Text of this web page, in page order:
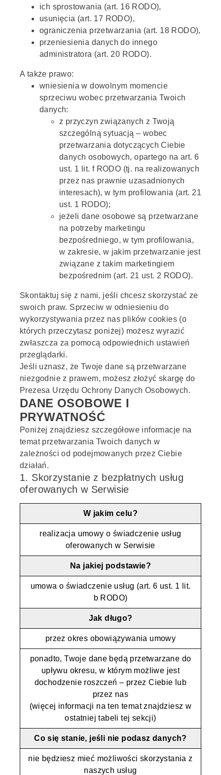
ich sprostowania (art. 16 RODO),
usunięcia (art. 17 RODO),
ograniczenia przetwarzania (art. 18 RODO),
przeniesienia danych do innego
administratora (art. 20 RODO).
A także prawo:
wniesienia w dowolnym momencie
sprzeciwu wobec przetwarzania Twoich
danych:
z przyczyn związanych z Twoją
szczególną sytuacją – wobec
przetwarzania dotyczących Ciebie
danych osobowych, opartego na art. 6
ust. 1 lit. f RODO (tj. na realizowanych
przez nas prawnie uzasadnionych
interesach), w tym profilowania (art. 21
ust. 1 RODO);
jeżeli dane osobowe są przetwarzane
na potrzeby marketingu
bezpośredniego, w tym profilowania,
w zakresie, w jakim przetwarzanie jest
związane z takim marketingiem
bezpośrednim (art. 21 ust. 2 RODO).
Skontaktuj się z nami, jeśli chcesz skorzystać ze
swoich praw. Sprzeciw w odniesieniu do
wykorzystywania przez nas plików cookies (o
których przeczytasz poniżej) możesz wyrazić
zwłaszcza za pomocą odpowiednich ustawień
przeglądarki.
Jeśli uznasz, że Twoje dane są przetwarzane
niezgodnie z prawem, możesz złożyć skargę do
Prezesa Urzędu Ochrony Danych Osobowych.
DANE OSOBOWE I
PRYWATNOŚĆ
Poniżej znajdziesz szczegółowe informacje na
temat przetwarzania Twoich danych w
zależności od podejmowanych przez Ciebie
działań.
1. Skorzystanie z bezpłatnych usług
oferowanych w Serwisie
W jakim celu?
realizacja umowy o świadczenie usług
oferowanych w Serwisie
Na jakiej podstawie?
umowa o świadczenie usług (art. 6 ust. 1 lit.
b RODO)
Jak długo?
przez okres obowiązywania umowy
ponadto, Twoje dane będą przetwarzane do
upływu okresu, w którym możliwe jest
dochodzenie roszczeń – przez Ciebie lub
przez nas
(więcej informacji na ten temat znajdziesz w
ostatniej tabeli tej sekcji)
Co się stanie, jeśli nie podasz danych?
nie będziesz mieć możliwości skorzystania z
naszych usług